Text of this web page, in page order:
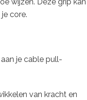
core.
je cable pull-
van kracht en